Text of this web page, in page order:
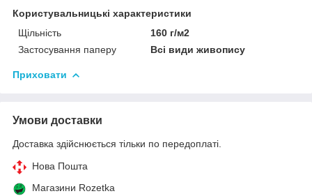
Користувальницькі характеристики
Щільність
160 г/м2
Застосування паперу
Всі види живопису
Приховати
Умови доставки
Доставка здійснюється тільки по передоплаті.
Нова Пошта
Магазини Rozetka